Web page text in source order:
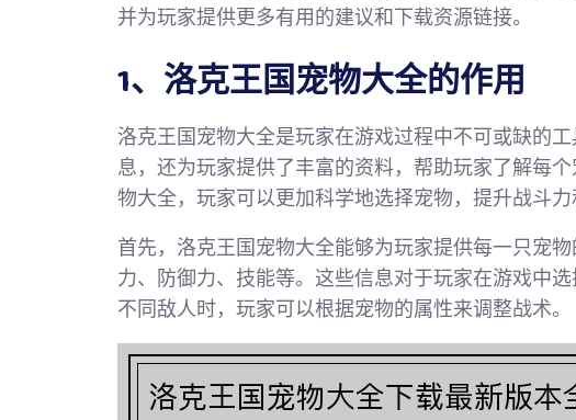
并为玩家提供更多有用的建议和下载资源链接。
1、洛克王国宠物大全的作用
洛克王国宠物大全是玩家在游戏过程中不可或缺的
息，还为玩家提供了丰富的资料，帮助玩家了解每
物大全，玩家可以更加科学地选择宠物，提升战斗力
首先，洛克王国宠物大全能够为玩家提供每一只宠
力、防御力、技能等。这些信息对于玩家在游戏中
不同敌人时，玩家可以根据宠物的属性来调整战术。